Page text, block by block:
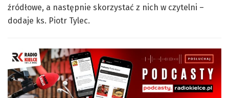
źródłowe, a następnie skorzystać z nich w czytelni –
dodaje ks. Piotr Tylec.